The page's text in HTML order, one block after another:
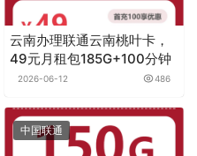
云南办理联通云南桃叶卡，
49元月租包185G+100分钟
2026-06-12 486
中国联通